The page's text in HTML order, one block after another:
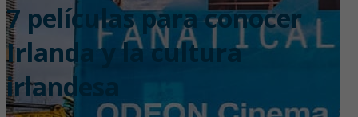
7 películas para conocer
Irlanda y la cultura
irlandesa